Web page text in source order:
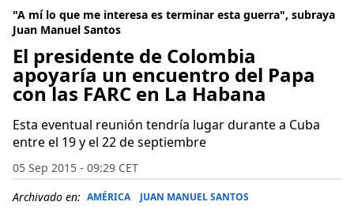
"A mí lo que me interesa es terminar esta guerra", subraya
Juan Manuel Santos
El presidente de Colombia
apoyaría un encuentro del Papa
con las FARC en La Habana
Esta eventual reunión tendría lugar durante a Cuba
entre el 19 y el 22 de septiembre
05 Sep 2015 - 09:29 CET
Archivado en: AMÉRICA JUAN MANUEL SANTOS